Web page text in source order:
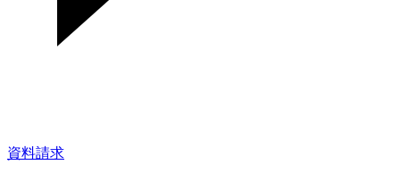
資料請求